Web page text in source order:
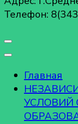
Телефон:
Главная
УСЛОВИЙ